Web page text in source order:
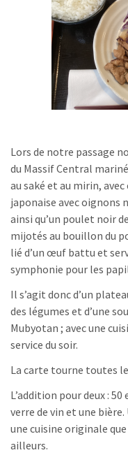
Lors de notre passage
du Massif Central
au saké et au mirin,
japonaise avec oignons
ainsi qu’un poulet noir
mijotés au bouillon du
lié d’un œuf battu et
symphonie pour les
Il s’agit donc d’un
des légumes et d’une
Mubyotan ; avec une
service du soir.
La carte tourne toutes
L’addition pour deux :
verre de vin et une
une cuisine originale
ailleurs.